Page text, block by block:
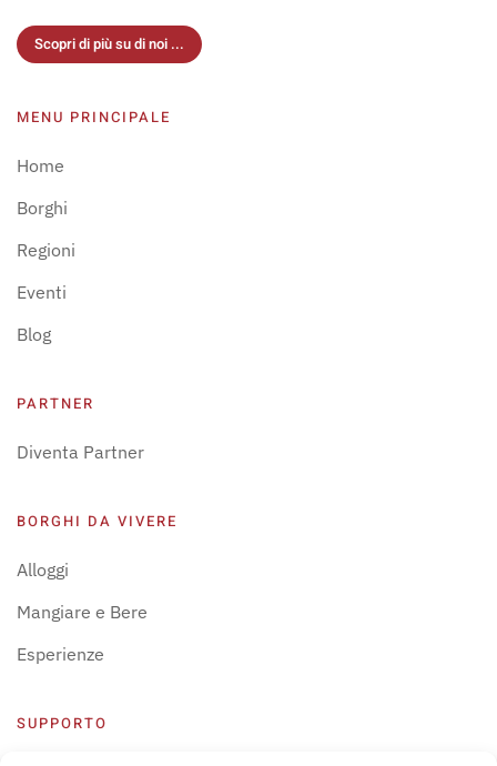
Scopri di più su di noi ...
MENU PRINCIPALE
Home
Borghi
Regioni
Eventi
Blog
PARTNER
Diventa Partner
BORGHI DA VIVERE
Alloggi
Mangiare e Bere
Esperienze
SUPPORTO